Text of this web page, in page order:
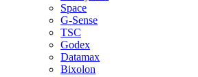
Space
G-Sense
TSC
Godex
Datamax
Bixolon